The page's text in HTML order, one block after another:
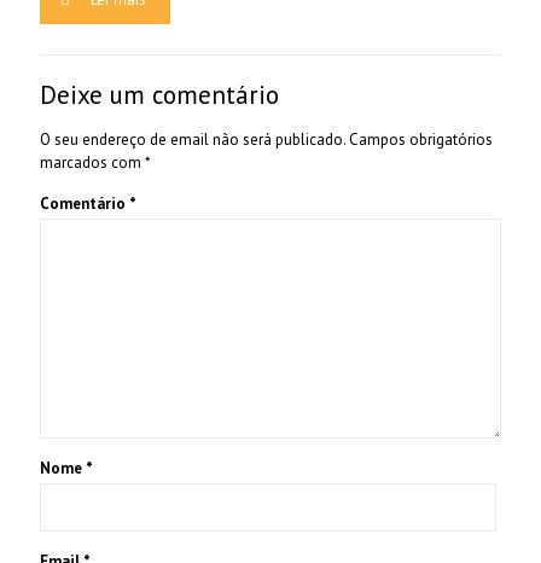
Deixe um comentário
O seu endereço de email não será publicado.Campos obrigatórios
marcados com *
Comentário *
Nome *